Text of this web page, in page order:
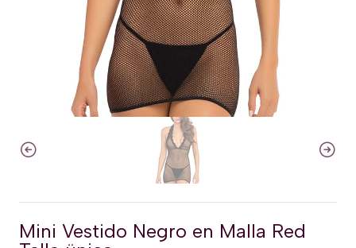
Mini Vestido Negro en Malla Red